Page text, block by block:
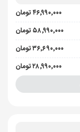
۴۶٬۹۹۰٬۰۰۰ تومان
۵۸٬۹۹۰٬۰۰۰ تومان
۳۶٬۶۹۰٬۰۰۰ تومان
۲۸٬۹۹۰٬۰۰۰ تومان